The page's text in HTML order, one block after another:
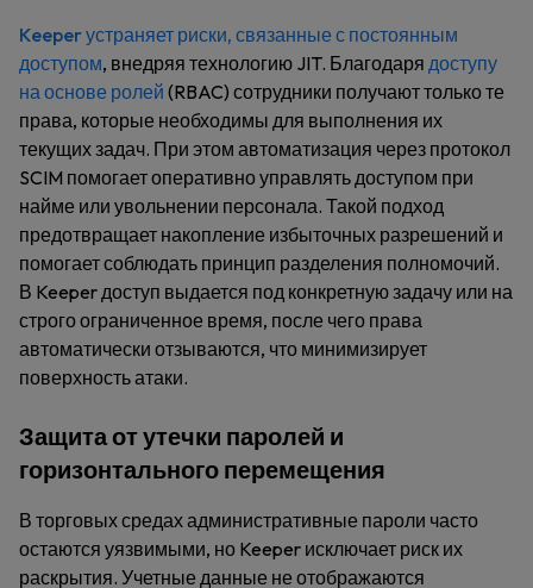
Keeper устраняет риски, связанные с постоянным
доступом, внедряя технологию JIT. Благодаря доступу
на основе ролей (RBAC) сотрудники получают только те
права, которые необходимы для выполнения их
текущих задач. При этом автоматизация через протокол
SCIM помогает оперативно управлять доступом при
найме или увольнении персонала. Такой подход
предотвращает накопление избыточных разрешений и
помогает соблюдать принцип разделения полномочий.
В Keeper доступ выдается под конкретную задачу или на
строго ограниченное время, после чего права
автоматически отзываются, что минимизирует
поверхность атаки.
Защита от утечки паролей и
горизонтального перемещения
В торговых средах административные пароли часто
остаются уязвимыми, но Keeper исключает риск их
раскрытия. Учетные данные не отображаются